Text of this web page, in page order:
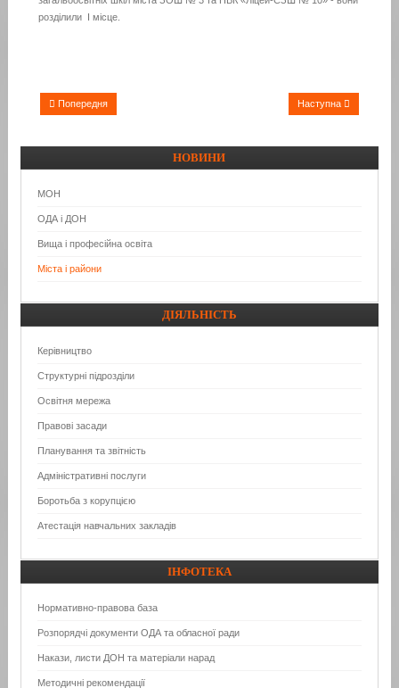
розділили І місце.
Попередня Наступна
НОВИНИ
МОН
ОДА і ДОН
Вища і професійна освіта
Міста і райони
ДІЯЛЬНІСТЬ
Керівництво
Структурні підрозділи
Освітня мережа
Правові засади
Планування та звітність
Адміністративні послуги
Боротьба з корупцією
Атестація навчальних закладів
ІНФОТЕКА
Нормативно-правова база
Розпорядчі документи ОДА та обласної ради
Накази, листи ДОН та матеріали нарад
Методичні рекомендації